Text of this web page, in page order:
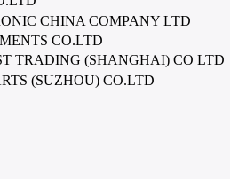
CHINA COMPANY LTD
CO.LTD
TRADING (SHANGHAI) CO LTD
(SUZHOU) CO.LTD